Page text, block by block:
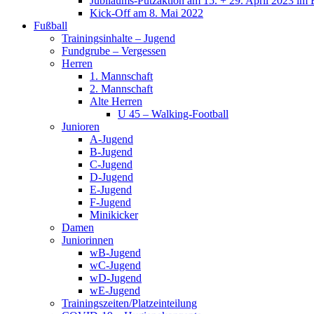
Kick-Off am 8. Mai 2022
Fußball
Trainingsinhalte – Jugend
Fundgrube – Vergessen
Herren
1. Mannschaft
2. Mannschaft
Alte Herren
U 45 – Walking-Football
Junioren
A-Jugend
B-Jugend
C-Jugend
D-Jugend
E-Jugend
F-Jugend
Minikicker
Damen
Juniorinnen
wB-Jugend
wC-Jugend
wD-Jugend
wE-Jugend
Trainingszeiten/Platzeinteilung